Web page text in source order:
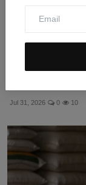
Gibran Jajal
Jul 31, 2026 0 10